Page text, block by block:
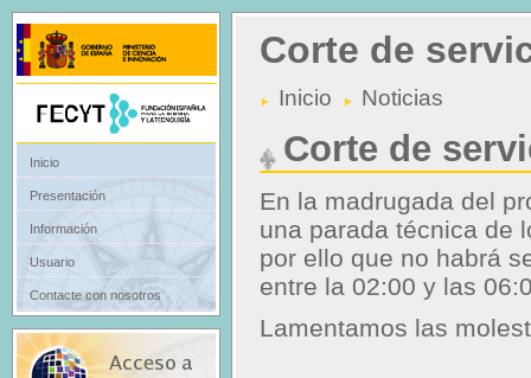
Corte de
Inicio Noticias
Corte de
En la madrugada del
una parada técnica de
por ello que no habrá
entre la 02:00 y las
Lamentamos las
Inicio
Presentación
Información
Usuario
Contacte con nosotros